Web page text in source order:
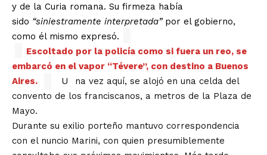
y de la Curia romana. Su firmeza había
sido “siniestramente interpretada”por el gobierno,
como él mismo expresó.
Escoltado por la policía como si fuera un reo, se
embarcó en el vapor “Tévere”, con destino a Buenos
Aires.
U
na vez aquí, se alojó en una celda del
convento de los franciscanos, a metros de la Plaza de
Mayo.
Durante su exilio porteño mantuvo correspondencia
con el nuncio Marini, con quien presumiblemente